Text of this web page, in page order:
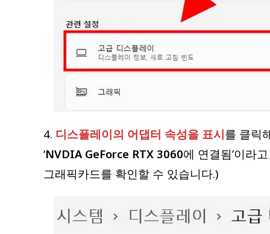
4. 디스플레이의 어댑터 속성을 표시를 클릭
‘NVDIA GeForce RTX 3060에 연결됨’이라
그래픽카드를 확인할 수 있습니다.)